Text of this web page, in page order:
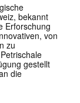
bekannt
Erforschung
von
zu
gestellt
die